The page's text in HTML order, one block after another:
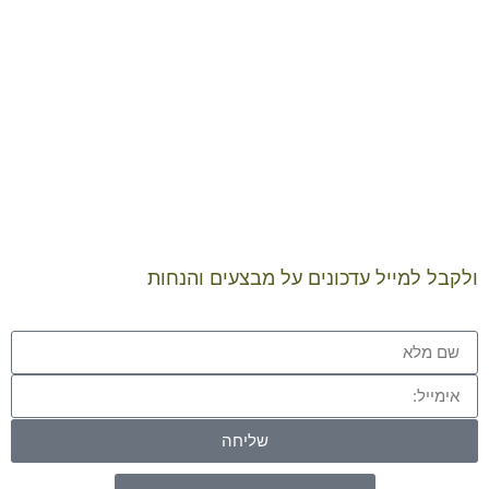
ולקבל למייל עדכונים על מבצעים והנחות
שליחה